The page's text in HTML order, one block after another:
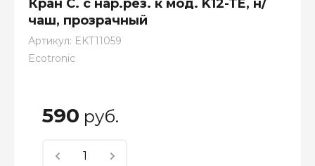
Кран С. с нар.рез. к мод. K12-TE, н/
чаш, прозрачный
Артикул: EKT11059
Ecotronic
590 руб.